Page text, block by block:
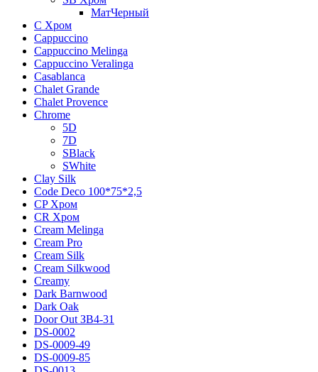
МатЧерный
C Хром
Cappuccino
Cappuccino Melinga
Cappuccino Veralinga
Casablanca
Chalet Grande
Chalet Provence
Chrome
5D
7D
SBlack
SWhite
Clay Silk
Code Deco 100*75*2,5
CP Хром
CR Хром
Cream Melinga
Cream Pro
Cream Silk
Cream Silkwood
Creamy
Dark Barnwood
Dark Oak
Door Out ЗВ4-31
DS-0002
DS-0009-49
DS-0009-85